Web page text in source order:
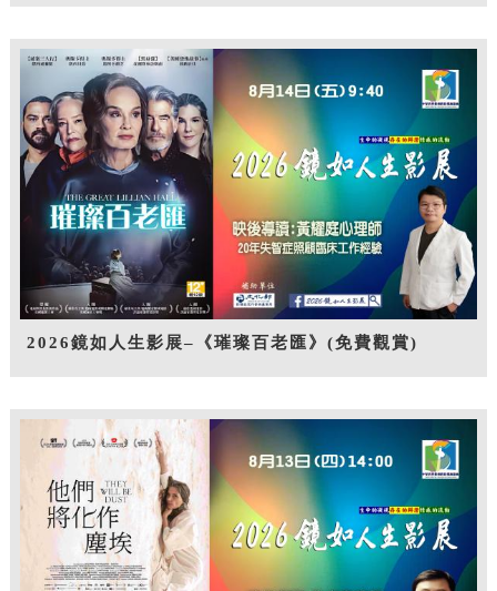
2026鏡如人生影展–《璀璨百老匯》(免費觀賞)